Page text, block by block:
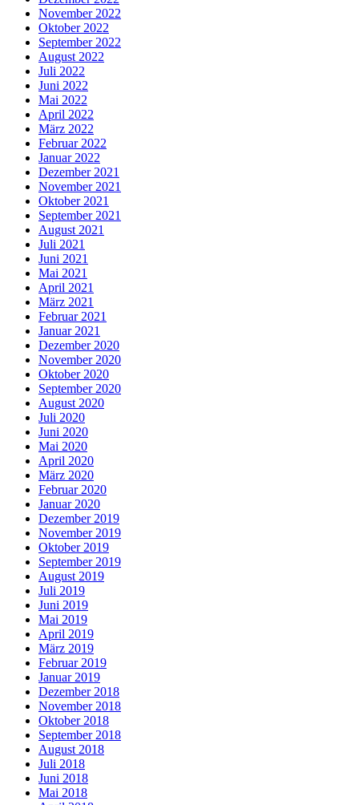
November 2022
Oktober 2022
September 2022
August 2022
Juli 2022
Juni 2022
Mai 2022
April 2022
März 2022
Februar 2022
Januar 2022
Dezember 2021
November 2021
Oktober 2021
September 2021
August 2021
Juli 2021
Juni 2021
Mai 2021
April 2021
März 2021
Februar 2021
Januar 2021
Dezember 2020
November 2020
Oktober 2020
September 2020
August 2020
Juli 2020
Juni 2020
Mai 2020
April 2020
März 2020
Februar 2020
Januar 2020
Dezember 2019
November 2019
Oktober 2019
September 2019
August 2019
Juli 2019
Juni 2019
Mai 2019
April 2019
März 2019
Februar 2019
Januar 2019
Dezember 2018
November 2018
Oktober 2018
September 2018
August 2018
Juli 2018
Juni 2018
Mai 2018